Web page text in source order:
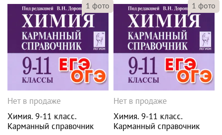
1 фото
Нет в продаже
Химия. 9-11 класс.
Карманный справочник
1 фото
Нет в продаже
Химия. 9-11 класс.
Карманный справочник